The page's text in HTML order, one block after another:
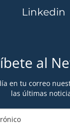
Linkedin
al
en tu correo
las últimas